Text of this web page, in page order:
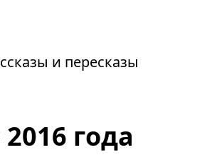
и пересказы
года